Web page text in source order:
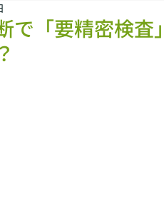
で「要精密検